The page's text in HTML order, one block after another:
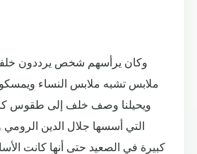
وكان يرأسهم شخص يرددون
ملابس تشبه ملابس النساء
ويحيلنا وصف خلف إلى طقوس
التي أسسها جلال الدين الرومي
كبيرة في الصعيد حتى أنها كانت